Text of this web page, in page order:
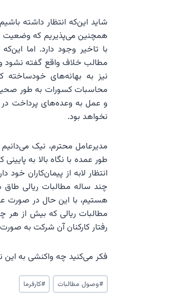
شاید این‌که انتظار داشته
همچنین می‌پذیریم که وضعیت
با تاخیر وجود دارد. اما
مطالب خلاف واقع گفته نشود
نیز به بهانه‌های خودساخته
محاسبات کسورات به طور
و عمل به وعده‌های پرداخت در
نخواهد بود.
مدیرعامل محترم، نیک
طور عمده با نگاه بالا به
انتظار لابه از پیمان‌کاران
چند ساله مطالبات ریالی
هستیم، با این حال در صورت
مطالبات ریالی که بیش از هر
رفتار کارکنان آن شرکت به
فکر می‌کنید چه واکنشی به
برچسب‌های
نوشته:
#وصول مطالبات #کارفرما